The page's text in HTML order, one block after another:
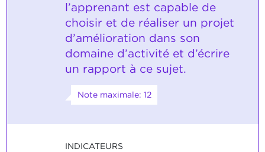
l’apprenant est capable de
choisir et de réaliser un projet
d’amélioration dans son
domaine d’activité et d’écrire
un rapport à ce sujet.
Note maximale: 12
INDICATEURS